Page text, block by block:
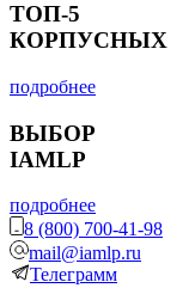
ТОП-5
КОРПУСНЫХ
подробнее
ВЫБОР
IAMLP
подробнее
8 (800) 700-41-98
mail@iamlp.ru
Телеграмм